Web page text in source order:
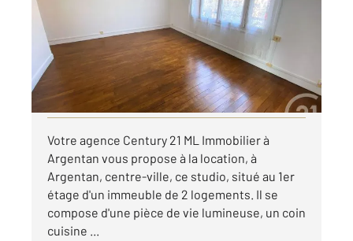
Appartement Studio à louer
355 €
par mois charges comprises
Visiter le site dédié
Votre agence Century 21 ML Immobilier à
Argentan vous propose à la location, à
Argentan, centre-ville, ce studio, situé au 1er
étage d'un immeuble de 2 logements. Il se
compose d'une pièce de vie lumineuse, un coin
cuisine ...